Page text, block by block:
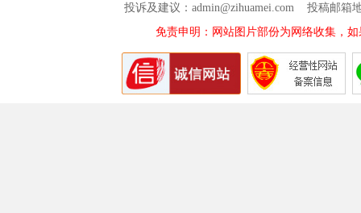
投诉及建议：admin@zihuamei.com 投稿邮
免责申明：网站图片部份为网络收集，